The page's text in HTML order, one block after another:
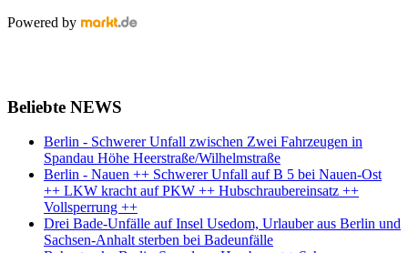
Powered by
Beliebte NEWS
Berlin - Schwerer Unfall zwischen Zwei Fahrzeugen in
Spandau Höhe Heerstraße/Wilhelmstraße
Berlin - Nauen ++ Schwerer Unfall auf B 5 bei Nauen-Ost
++ LKW kracht auf PKW ++ Hubschraubereinsatz ++
Vollsperrung ++
Drei Bade-Unfälle auf Insel Usedom, Urlauber aus Berlin und
Sachsen-Anhalt sterben bei Badeunfälle